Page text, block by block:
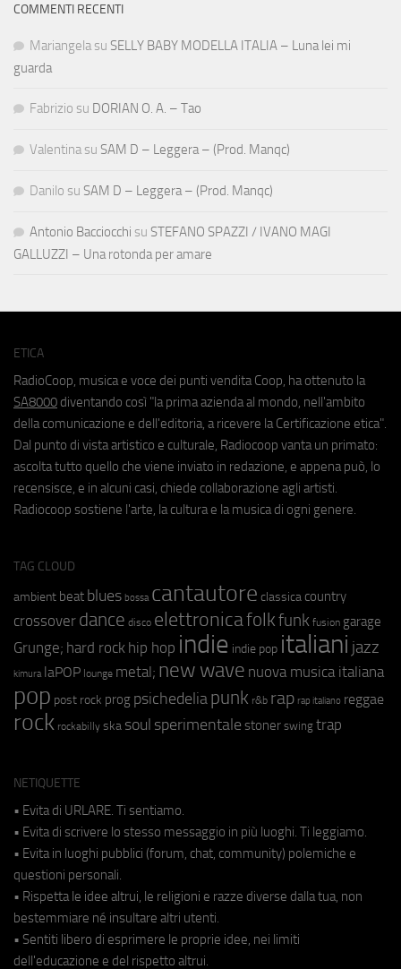
COMMENTI RECENTI
Mariangela su SELLY BABY MODELLA ITALIA – Luna lei mi
guarda
Fabrizio su DORIAN O. A. – Tao
Valentina su SAM D – Leggera – (Prod. Manqc)
Danilo su SAM D – Leggera – (Prod. Manqc)
Antonio Bacciocchi su STEFANO SPAZZI / IVANO MAGI
GALLUZZI – Una rotonda per amare
ETICA
RadioCoop, musica e voce dei punti vendita Coop, ha ottenuto la
SA8000 diventando così "la prima azienda al mondo, nell'ambito
della comunicazione e dell'editoria, a ricevere la Certificazione etica".
Dal punto di vista artistico e culturale, Radiocoop vanta un primato:
ascolta tutto quello che viene inviato in redazione, e appena può, lo
recensisce, e in alcuni casi, chiede collaborazione agli artisti.
Radiocoop sostiene l'arte, la cultura e la musica di ogni genere.
TAG CLOUD
ambient beat blues bossa cantautore classica country
crossover dance disco elettronicafolkfunk fusion garage
Grunge; hard rock hip hop indie indie pop italiani jazz
kimura laPOP lounge metal; new wave nuova musica italiana
pop post rock prog psichedeliapunk r&b rap rap italiano reggae
rock rockabilly ska soul sperimentale stoner swing trap
NETIQUETTE
• Evita di URLARE. Ti sentiamo.
• Evita di scrivere lo stesso messaggio in più luoghi. Ti leggiamo.
• Evita in luoghi pubblici (forum, chat, community) polemiche e
questioni personali.
• Rispetta le idee altrui, le religioni e razze diverse dalla tua, non
bestemmiare né insultare altri utenti.
• Sentiti libero di esprimere le proprie idee, nei limiti
dell'educazione e del rispetto altrui.